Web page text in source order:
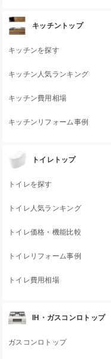
キッチントップ
キッチンを探す
キッチン人気ランキング
キッチン費用相場
キッチンリフォーム事例
トイレトップ
トイレを探す
トイレ人気ランキング
トイレ価格・機能比較
トイレリフォーム事例
トイレ費用相場
IH・ガスコンロトップ
ガスコンロトップ